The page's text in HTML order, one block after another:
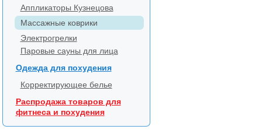
Аппликаторы Кузнецова
Массажные коврики
Электрогрелки
Паровые сауны для лица
Одежда для похудения
Корректирующее белье
Распродажа товаров для
фитнеса и похудения